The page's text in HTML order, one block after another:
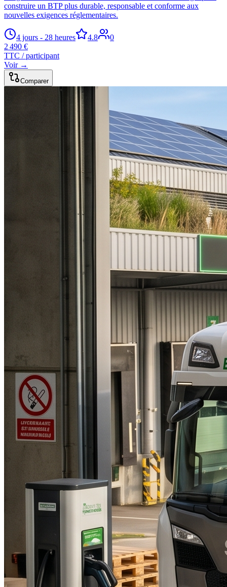
construire un BTP plus durable, responsable et conforme aux
nouvelles exigences réglementaires.
4 jours - 28 heures 4.8
0
2 490 €
TTC / participant
Voir →
Comparer